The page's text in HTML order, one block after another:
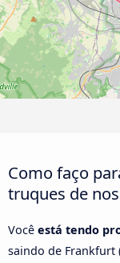
Como faço
truques de
Você está tendo
saindo de Frankfurt